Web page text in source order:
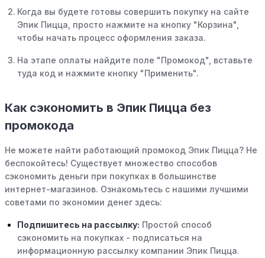
Когда вы будете готовы совершить покупку на сайте
Эпик Пицца, просто нажмите на кнопку "Корзина",
чтобы начать процесс оформления заказа.
На этапе оплаты найдите поле "Промокод", вставьте
туда код и нажмите кнопку "Применить".
Как сэкономить в Эпик Пицца без
промокода
Не можете найти работающий промокод Эпик Пицца? Не
беспокойтесь! Существует множество способов
сэкономить деньги при покупках в большинстве
интернет-магазинов. Ознакомьтесь с нашими лучшими
советами по экономии денег здесь:
Подпишитесь на рассылку: Простой способ
сэкономить на покупках - подписаться на
информационную рассылку компании Эпик Пицца.